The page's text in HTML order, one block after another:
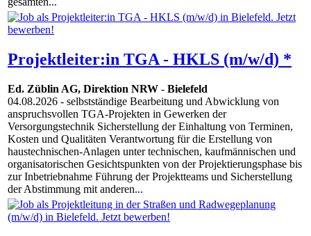
Projektleiter:in TGA - HKLS (m/w/d) *
Ed. Züblin AG, Direktion NRW - Bielefeld
04.08.2026 - selbstständige Bearbeitung und Abwicklung von
anspruchsvollen TGA-Projekten in Gewerken der
Versorgungstechnik Sicherstellung der Einhaltung von Terminen,
Kosten und Qualitäten Verantwortung für die Erstellung von
haustechnischen-Anlagen unter technischen, kaufmännischen und
organisatorischen Gesichtspunkten von der Projektierungsphase bis
zur Inbetriebnahme Führung der Projektteams und Sicherstellung
der Abstimmung mit anderen...